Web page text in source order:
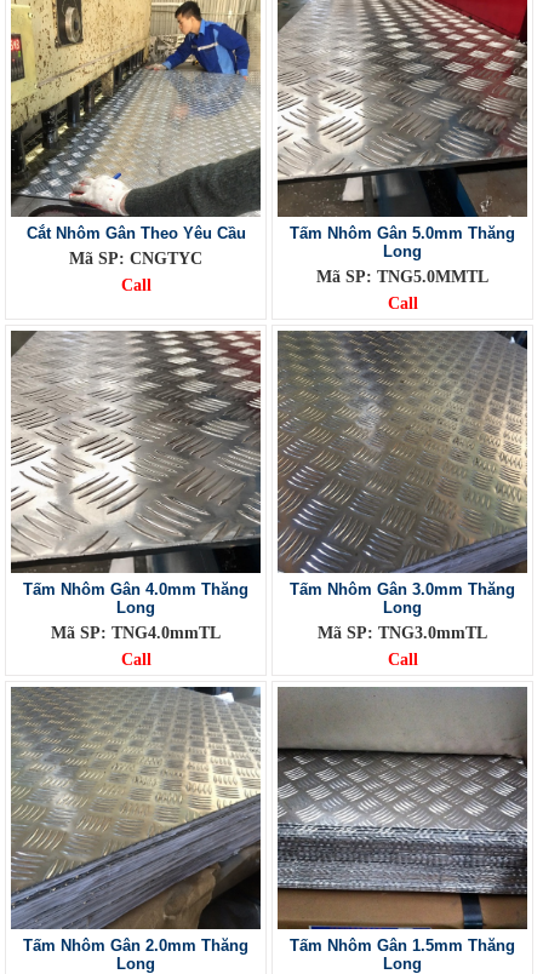
Cắt Nhôm Gân Theo Yêu Cầu
Mã SP: CNGTYC
Call
Tấm Nhôm Gân 5.0mm Thăng
Long
Mã SP: TNG5.0MMTL
Call
Tấm Nhôm Gân 4.0mm Thăng
Long
Mã SP: TNG4.0mmTL
Call
Tấm Nhôm Gân 3.0mm Thăng
Long
Mã SP: TNG3.0mmTL
Call
Tấm Nhôm Gân 2.0mm Thăng
Long
Tấm Nhôm Gân 1.5mm Thăng
Long